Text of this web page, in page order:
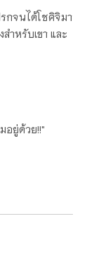
กจนได้โชคิจิมา
ำหรับเขา และ
อยู่ด้วย!!"